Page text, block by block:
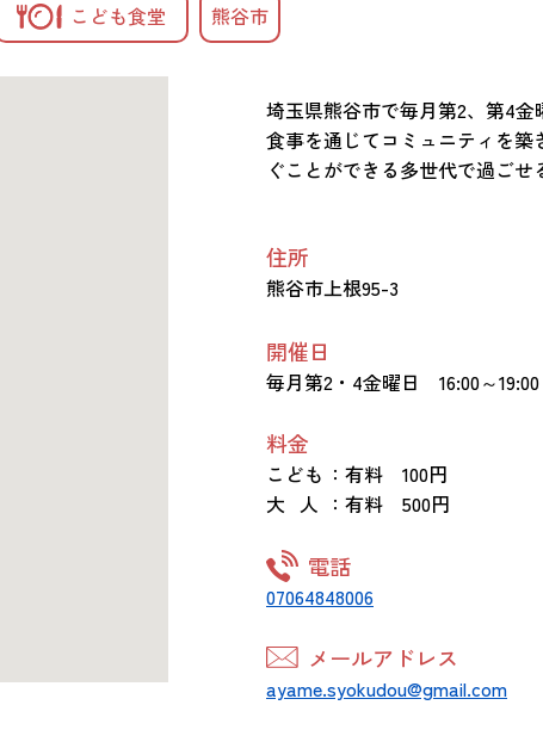
こども食堂 熊谷市
埼玉県熊谷市で毎月第2、第4金
食事を通じてコミュニティを
ぐことができる多世代で過ごせ
住所
熊谷市上根95-3
開催日
毎月第2・4金曜日 16:00～19:00
料金
こども ：有料 100円
大 人 ：有料 500円
電話
07064848006
メールアドレス
ayame.syokudou@gmail.com